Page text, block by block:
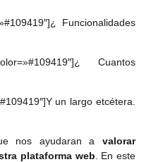
Funcionalidades
Cuantos
un largo etcétera.
nos ayudaran a valorar
plataforma web . En este